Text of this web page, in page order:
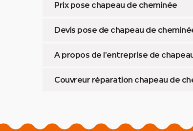
Prix pose chapeau de cheminée
Devis pose de chapeau de
A propos de l’entreprise de
Couvreur réparation chapeau de